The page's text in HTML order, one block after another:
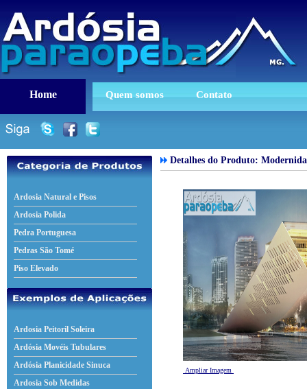
Home Quem somos Contato
Ardosia Natural e Pisos
Ardosia Polida
Pedra Portuguesa
Pedras São Tomé
Piso Elevado
Ardosia Peitoril Soleira
Ardósia Movéis Tubulares
Ardósia Planicidade Sinuca
Ardosia Sob Medidas
Detalhes do Produto:
Ampliar Imagem